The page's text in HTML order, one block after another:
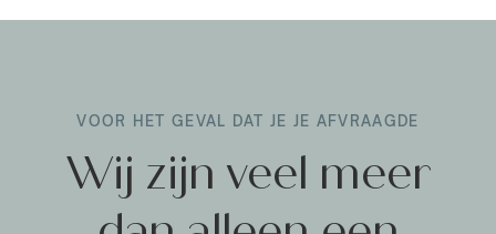
VOOR HET GEVAL DAT JE JE AFVRAAGDE
Wij zijn veel meer